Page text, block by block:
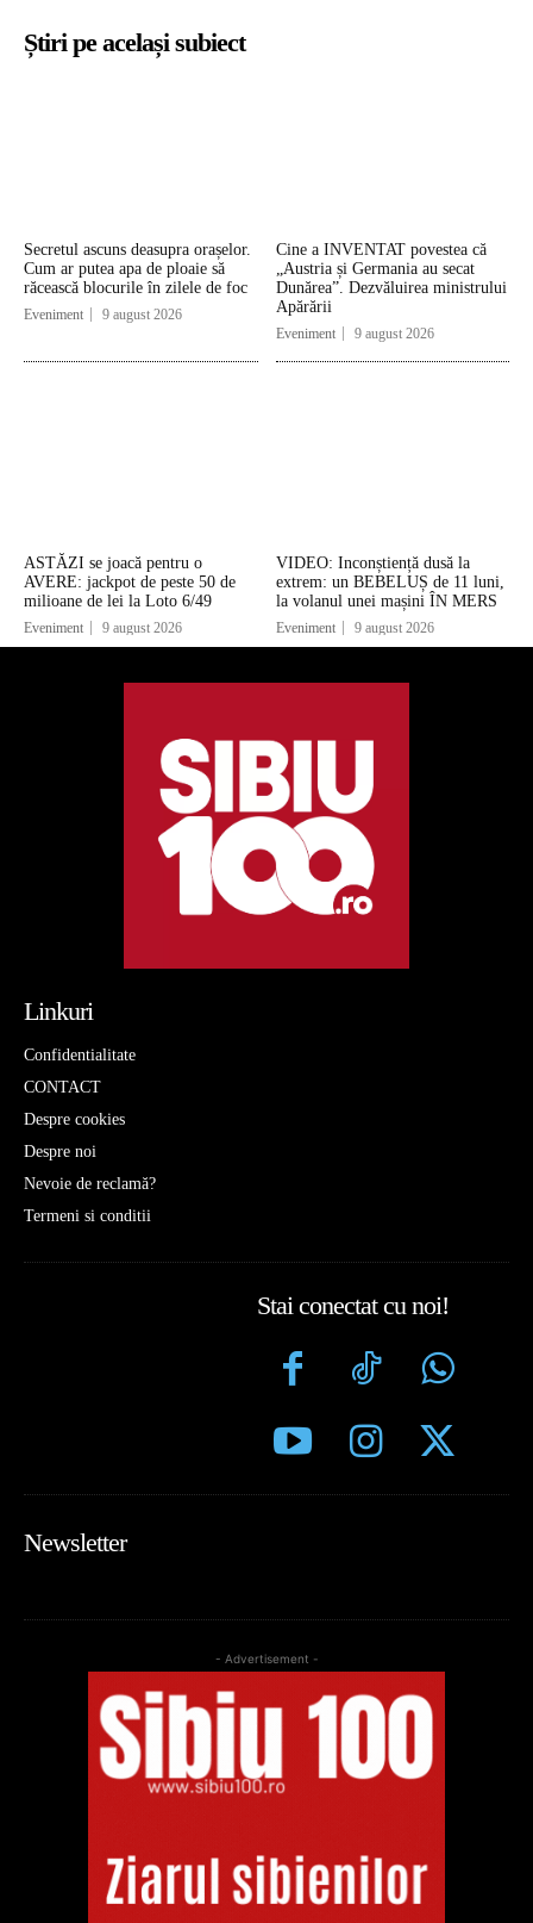
Știri pe același subiect
Secretul ascuns deasupra orașelor.
Cum ar putea apa de ploaie să
răcească blocurile în zilele de foc
Eveniment 9 august 2026
Cine a INVENTAT povestea că
„Austria și Germania au secat
Dunărea”. Dezvăluirea ministrului
Apărării
Eveniment 9 august 2026
ASTĂZI se joacă pentru o
AVERE: jackpot de peste 50 de
milioane de lei la Loto 6/49
Eveniment 9 august 2026
VIDEO: Inconștiență dusă la
extrem: un BEBELUȘ de 11 luni,
la volanul unei mașini ÎN MERS
Eveniment 9 august 2026
Linkuri
Confidentialitate
CONTACT
Despre cookies
Despre noi
Nevoie de reclamă?
Termeni si conditii
Stai conectat cu noi!
Newsletter
- Advertisement -